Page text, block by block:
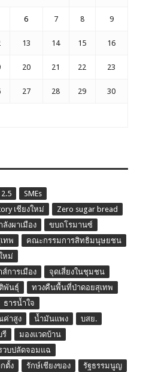
6 7 8 9
13 14 15 16
20 21 22 23
27 28 29 30
SMEs
เชียงใหม่
Zero sugar bread
ลังผาเมือง
ขบถโรมานซ์
ทพ
คณะกรรมการสิทธิมนุษยชน
หม่
การเมือง
จุดเสี่ยงในชุมชน
พันธุ์
ทวงคืนพื้นที่ป่าดอยสุเทพ
ธารน้ำใจ
ค่าสูง
น้ำมันแพง
บสย.
รี
มองแวดบ้าน
วบปลัดจอมแฉ
ตั้ง
รักษ์เชียงของ รัฐธรรมนูญ